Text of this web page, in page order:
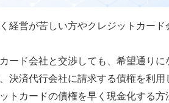
経営が苦しい方やクレジットカー
ード会社と交渉しても、希望通りに
決済代行会社に請求する債権を利用
トカードの債権を早く現金化する